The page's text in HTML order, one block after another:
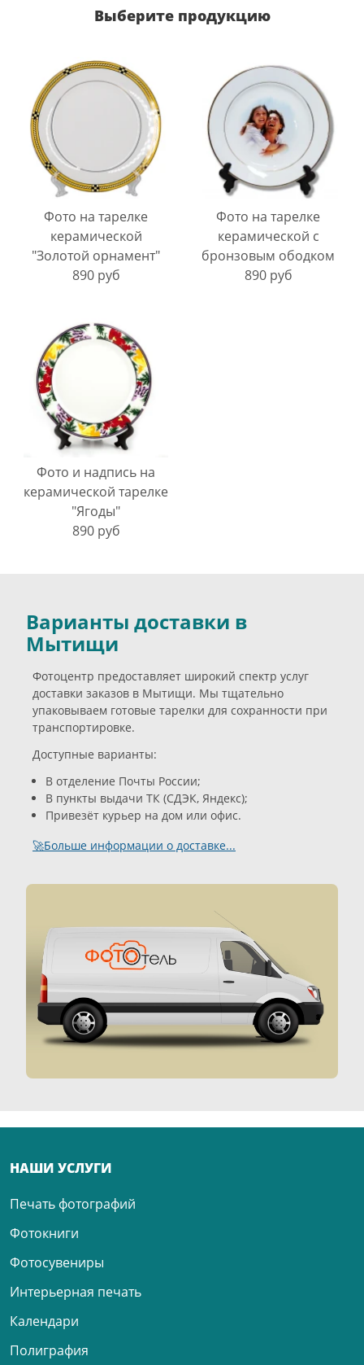
Выберите продукцию
Фото на тарелке
керамической
"Золотой орнамент"
890 руб
Фото на тарелке
керамической с
бронзовым ободком
890 руб
Фото и надпись на
керамической тарелке
"Ягоды"
890 руб
Варианты доставки в
Мытищи
Фотоцентр предоставляет широкий спектр услуг
доставки заказов в Мытищи. Мы тщательно
упаковываем готовые тарелки для сохранности при
транспортировке.
Доступные варианты:
В отделение Почты России;
В пункты выдачи ТК (СДЭК, Яндекс);
Привезёт курьер на дом или офис.
🚀Больше информации о доставке...
НАШИ УСЛУГИ
Печать фотографий
Фотокниги
Фотосувениры
Интерьерная печать
Календари
Полиграфия